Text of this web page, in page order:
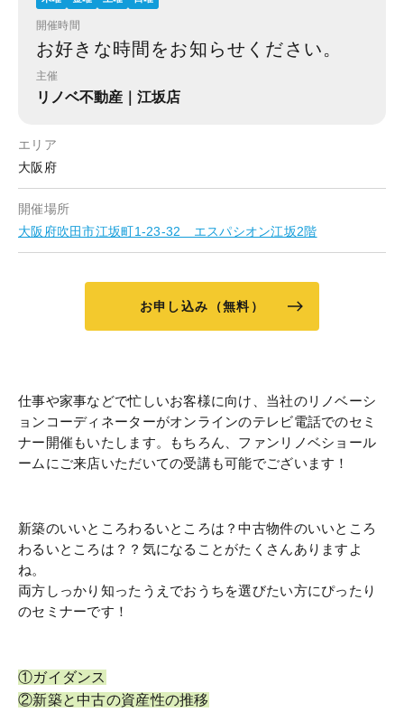
開催時間
お好きな時間をお知らせください。
主催
リノベ不動産｜江坂店
エリア
大阪府
開催場所
大阪府吹田市江坂町1-23-32 エスパシオン江坂2階
お申し込み（無料）
仕事や家事などで忙しいお客様に向け、当社のリノベーシ
ョンコーディネーターがオンラインのテレビ電話でのセミ
ナー開催もいたします。もちろん、ファンリノベショール
ームにご来店いただいての受講も可能でございます！
新築のいいところわるいところは？中古物件のいいところ
わるいところは？？気になることがたくさんありますよ
ね。
両方しっかり知ったうえでおうちを選びたい方にぴったり
のセミナーです！
①ガイダンス
②新築と中古の資産性の推移